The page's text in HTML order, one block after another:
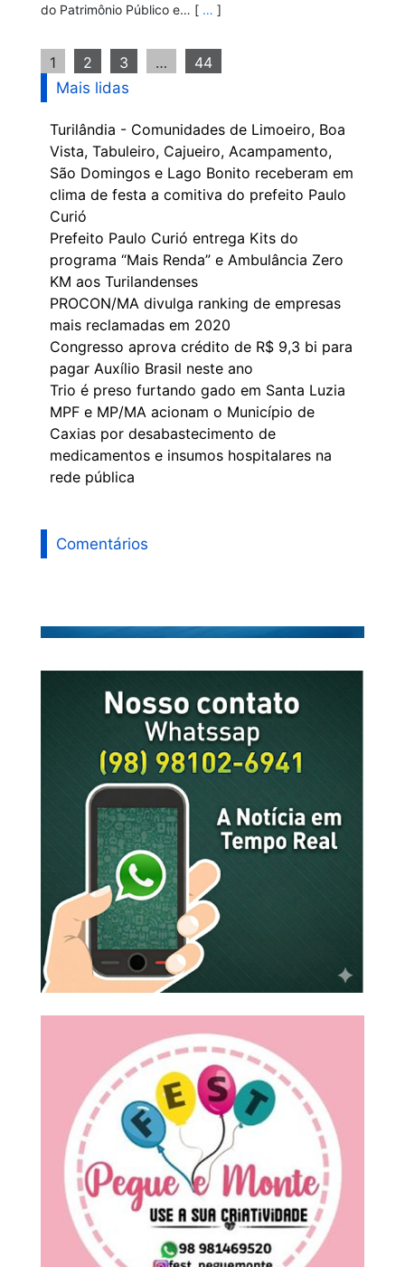
do Patrimônio Público e… [ … ]
1 2 3 …
44
Mais lidas
Turilândia - Comunidades de Limoeiro, Boa
Vista, Tabuleiro, Cajueiro, Acampamento,
São Domingos e Lago Bonito receberam em
clima de festa a comitiva do prefeito Paulo
Curió
Prefeito Paulo Curió entrega Kits do
programa “Mais Renda” e Ambulância Zero
KM aos Turilandenses
PROCON/MA divulga ranking de empresas
mais reclamadas em 2020
Congresso aprova crédito de R$ 9,3 bi para
pagar Auxílio Brasil neste ano
Trio é preso furtando gado em Santa Luzia
MPF e MP/MA acionam o Município de
Caxias por desabastecimento de
medicamentos e insumos hospitalares na
rede pública
Comentários